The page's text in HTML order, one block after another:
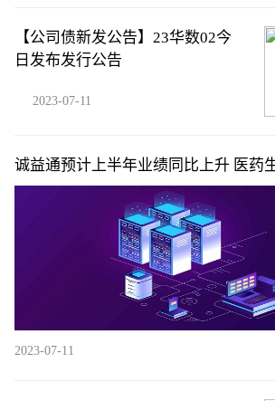
【公司债新发公告】23华数02今
日发布发行公告
2023-07-11
诚益通预计上半年业绩同比上升 医药
势前行
2023-07-11